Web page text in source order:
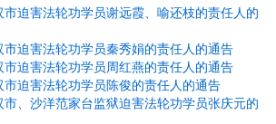
迫害法轮功学员谢远霞、喻还枝的责任人的
迫害法轮功学员秦秀娟的责任人的通告
迫害法轮功学员周红燕的责任人的通告
迫害法轮功学员陈俊的责任人的通告
、沙洋范家台监狱迫害法轮功学员张庆元的